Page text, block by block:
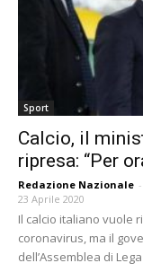
Sport
Calcio, il
ripresa: “Per
Redazione Nazionale -
23 Aprile 2020
Il calcio italiano vuole
coronavirus, ma il
dell’Assemblea di